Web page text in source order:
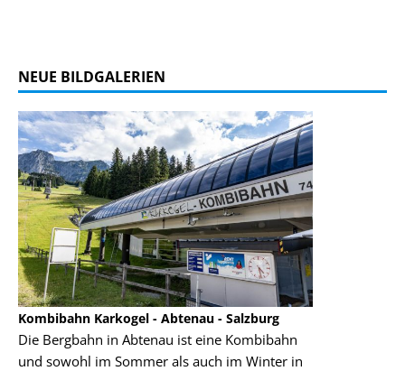
NEUE BILDGALERIEN
Kombibahn Karkogel - Abtenau - Salzburg
Die Bergbahn in Abtenau ist eine Kombibahn
und sowohl im Sommer als auch im Winter in